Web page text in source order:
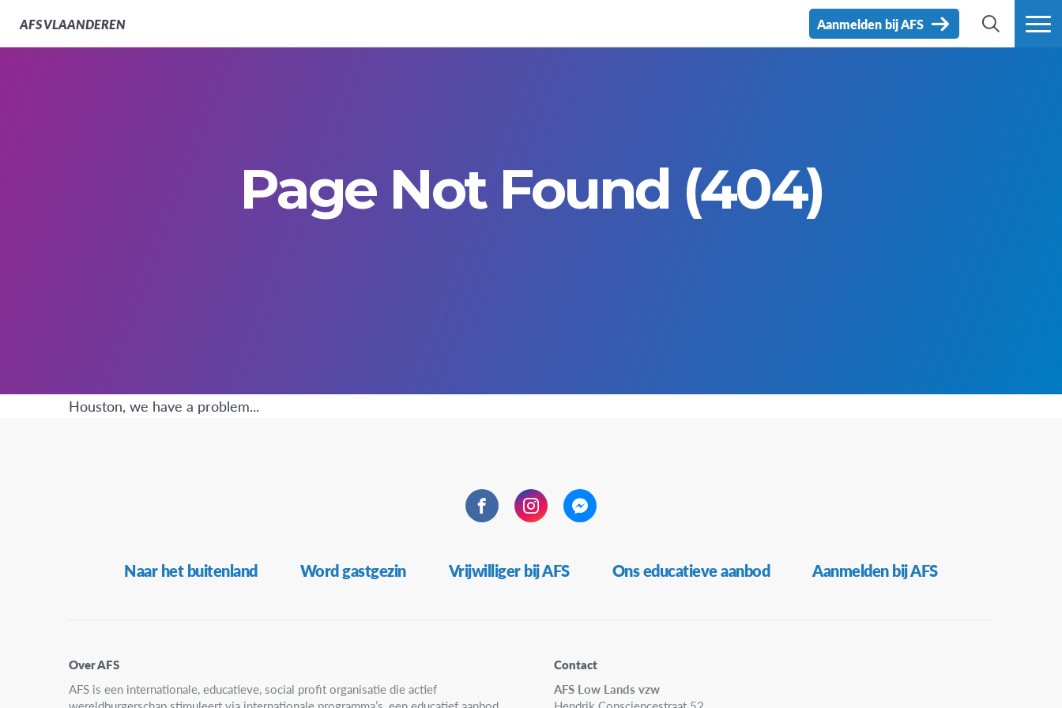
AFSVLAANDEREN
ZOEK
Aanmelden bij AFS
Page Not Found (404)
Houston, we have a problem...
FacebookInstagramMessenger
Naar het buitenland Word gastgezin Vrijwilliger bij AFS Ons educatieve aanbod Aanmelden bij AFS
Contact
AFS Low Lands vzw
Over AFS
AFS is een internationale, educatieve, social profit organisatie die actief